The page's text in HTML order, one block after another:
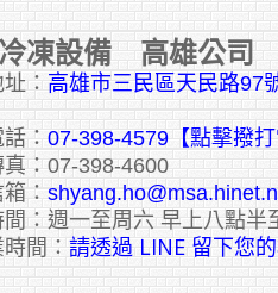
凍設備 高雄公司
： 高雄市三民區天民路97
： 07-398-4579【點擊撥打
真：07-398-4600
：
間：週一至周六 早上八點半
間： 請透過 LINE 留下您